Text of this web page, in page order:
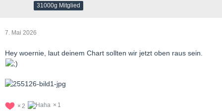
31000g Mitglied
7. Mai 2026
Hey woernie, laut deinem Chart sollten wir jetzt oben raus sein.
2 1